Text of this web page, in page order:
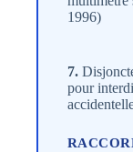
1996)
7.
pour